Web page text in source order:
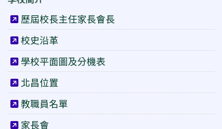
歷屆校長主任家長會長
校史沿革
學校平面圖及分機表
北昌位置
教職員名單
家長會